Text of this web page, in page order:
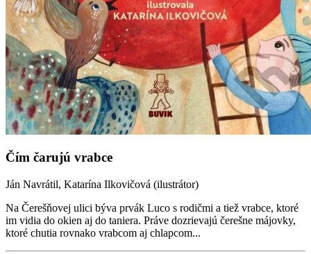
Čím čarujú vrabce
Ján Navrátil, Katarína Ilkovičová (ilustrátor)
Na Čerešňovej ulici býva prvák Luco s rodičmi a tiež vrabce, ktoré
im vidia do okien aj do taniera. Práve dozrievajú čerešne májovky,
ktoré chutia rovnako vrabcom aj chlapcom...